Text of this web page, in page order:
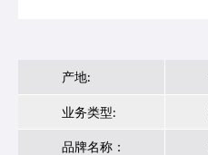
产地:
业务类型:
品牌名称：